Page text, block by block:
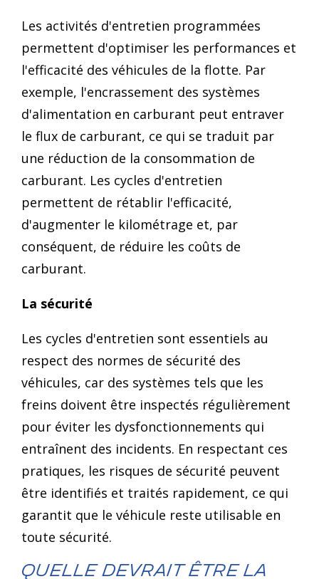
Les activités d'entretien programmées
permettent d'optimiser les performances et
l'efficacité des véhicules de la flotte. Par
exemple, l'encrassement des systèmes
d'alimentation en carburant peut entraver
le flux de carburant, ce qui se traduit par
une réduction de la consommation de
carburant. Les cycles d'entretien
permettent de rétablir l'efficacité,
d'augmenter le kilométrage et, par
conséquent, de réduire les coûts de
carburant.
La sécurité
Les cycles d'entretien sont essentiels au
respect des normes de sécurité des
véhicules, car des systèmes tels que les
freins doivent être inspectés régulièrement
pour éviter les dysfonctionnements qui
entraînent des incidents. En respectant ces
pratiques, les risques de sécurité peuvent
être identifiés et traités rapidement, ce qui
garantit que le véhicule reste utilisable en
toute sécurité.
Quelle devrait être la